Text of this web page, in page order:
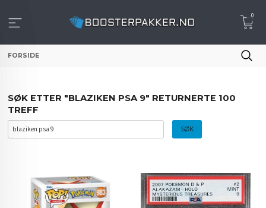
innholdet
0
FORSIDE
SØK ETTER "BLAZIKEN PSA 9" RETURNERTE 100
TREFF